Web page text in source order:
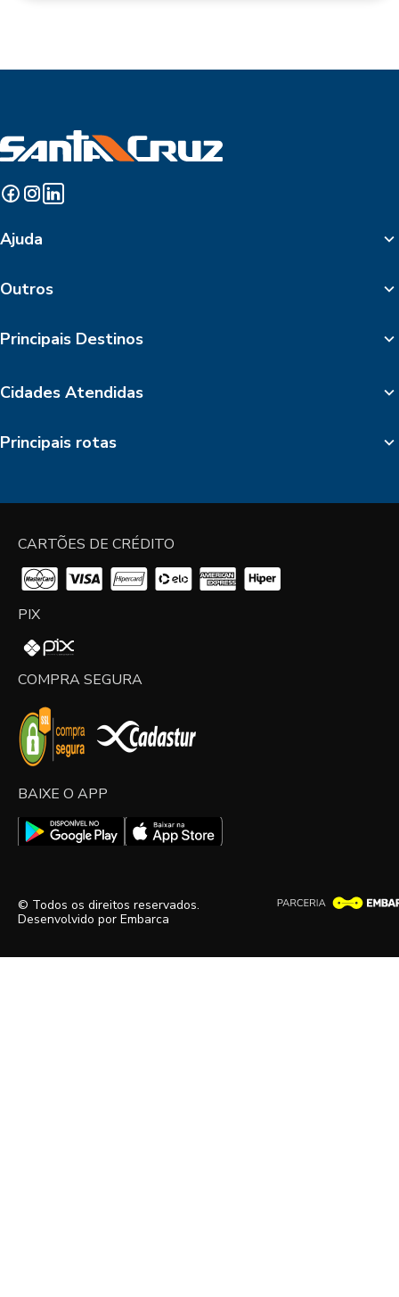
Ajuda
Outros
Principais Destinos
Cidades Atendidas
Principais rotas
CARTÕES DE CRÉDITO
PIX
COMPRA SEGURA
BAIXE O APP
© Todos os direitos reservados.
Desenvolvido por Embarca